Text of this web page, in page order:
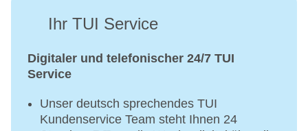
Ihr TUI Service
Digitaler und telefonischer 24/7 TUI
Service
Unser deutsch sprechendes TUI
Kundenservice Team steht Ihnen 24